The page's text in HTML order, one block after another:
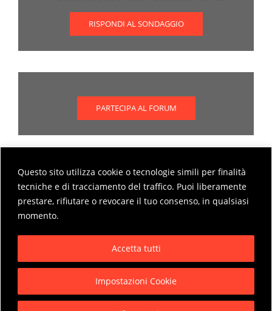
Questo sito utilizza cookie o tecnologie simili per finalità
tecniche e di tracciamento del traffico. Puoi liberamente
prestare, rifiutare o revocare il tuo consenso, in qualsiasi
momento.
Impostazioni Cookie
Accetta tutti
RISPONDI AL SONDAGGIO
PARTECIPA AL FORUM
Scopri come partecipare al forum
MODALITÀ DI PARTECIPAZIONE AL FORUM
Privacy Policy